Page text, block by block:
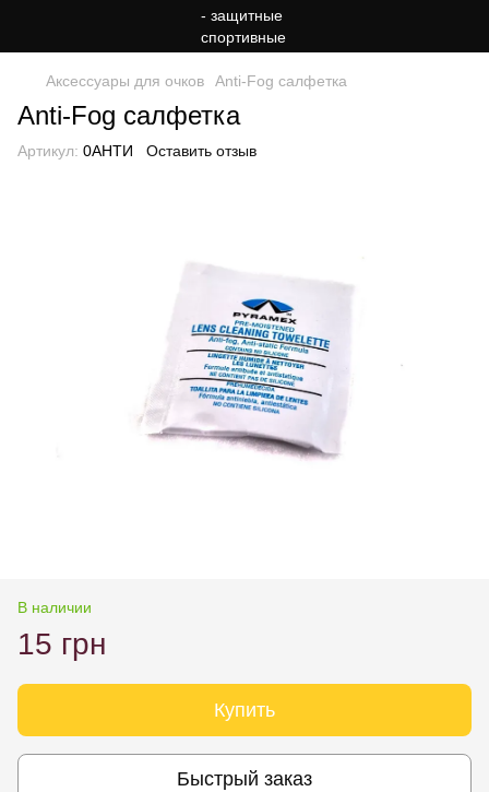
Аксессуары для очков Anti-Fog салфетка
Anti-Fog салфетка
Артикул: 0АНТИ Оставить отзыв
В наличии
15 грн
Купить
Быстрый заказ